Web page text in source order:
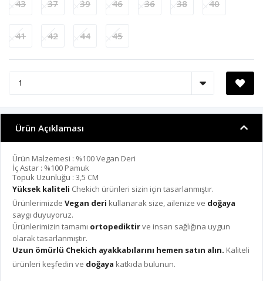
43 37 39 46 36 38 40
41 42 44 45
Ürün Açıklaması
Ürün Malzemesi : %100 Vegan Deri
İç Astar : %100 Pamuk
Topuk Uzunluğu : 3,5 CM
Yüksek kaliteli Chekich ürünleri sizin için tasarlanmıştır.
Ürünlerimizde Vegan deri kullanarak size, ailenize ve doğaya
saygı duyuyoruz.
Ürünlerimizin tamamı ortopediktirve insan sağlığına uygun
olarak tasarlanmıştır.
Uzun ömürlü Chekich ayakkabılarını hemen satın alın. Kaliteli
ürünleri keşfedin ve doğaya katkıda bulunun.